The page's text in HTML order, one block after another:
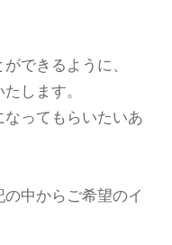
できるように、
します。
ってもらいたいあ
中からご希望のイ